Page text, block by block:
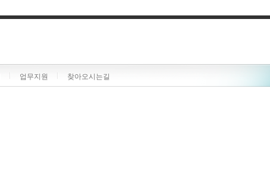
업무지원 찾아오시는길